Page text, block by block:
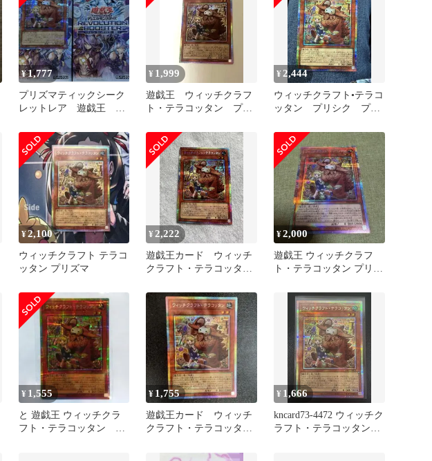
¥1,777
プリズマティックシーク
レットレア 遊戯王 ウ
ッタン
¥ 1,999
遊戯王 ウィッチクラフ
ト・テラコッタン プリ
¥ 2,444
ウィッチクラフト•テラコ
ッタン プリシク プリ
¥2,100
ウィッチクラフト テラコ
ッタン プリズマ
¥ 2,222
遊戯王カード ウィッチ
クラフト・テラコッタン
¥2,000
遊戯王 ウィッチクラフ
ト・テラコッタン プリズ
PSE
¥ 1,555
と 遊戯王 ウィッチクラ
フト・テラコッタン プ
¥ 1,755
遊戯王カード ウィッチ
クラフト・テラコッタン
¥ 1,666
kncard73-4472 ウィッチク
ラフト・テラコッタン